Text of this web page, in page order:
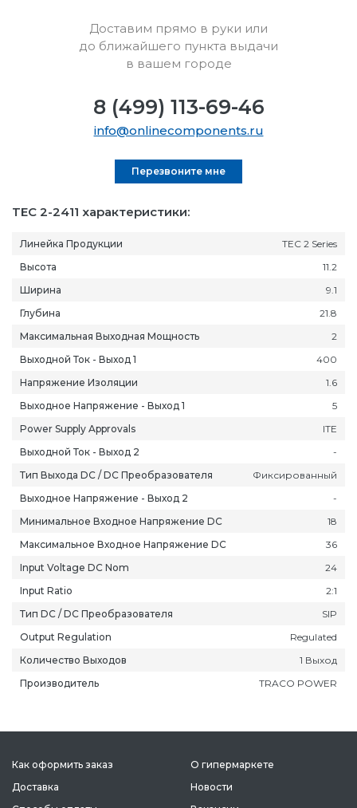
TEC 2-2411 характеристики:
Линейка Продукции
TEC 2 Series
Высота
11.2
Ширина
9.1
Глубина
21.8
Максимальная Выходная Мощность
2
Выходной Ток - Выход 1
400
Напряжение Изоляции
1.6
Выходное Напряжение - Выход 1
5
Power Supply Approvals
ITE
Выходной Ток - Выход 2
-
Тип Выхода DC / DC Преобразователя
Фиксированный
Выходное Напряжение - Выход 2
-
Минимальное Входное Напряжение DC
18
Максимальное Входное Напряжение DC
36
Input Voltage DC Nom
24
Input Ratio
2:1
Тип DC / DC Преобразователя
SIP
Output Regulation
Regulated
Количество Выходов
1 Выход
Производитель
TRACO POWER
Доставим прямо в руки или
до ближайшего пункта выдачи
в вашем городе
8 (499) 113-69-46
info@onlinecomponents.ru
Перезвоните мне
Как оформить заказ
Доставка
О гипермаркете
Новости
Липецк
Магас
Магнитогорск
Петрозаводск
Подольск